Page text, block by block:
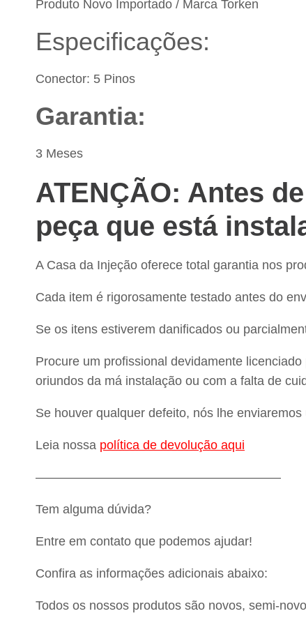
Produto Novo Importado / Marca Torken
Especificações:
Conector: 5 Pinos
Garantia:
3 Meses
ATENÇÃO: Antes
peça que está
A Casa da Injeção oferece total garantia nos
Cada item é rigorosamente testado antes do
Se os itens estiverem danificados ou
Procure um profissional devidamente
oriundos da má instalação ou com a falta de
Se houver qualquer defeito, nós lhe
Leia nossa política de devolução aqui
———————————————————–
Tem alguma dúvida?
Entre em contato que podemos ajudar!
Confira as informações adicionais abaixo:
Todos os nossos produtos são novos, semi-